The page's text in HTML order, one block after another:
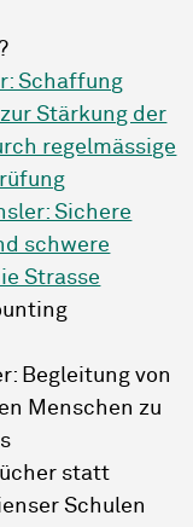
Schaffung
Stärkung der
regelmässige
Sichere
schwere
Strasse
Begleitung von
Menschen zu
statt
Schulen